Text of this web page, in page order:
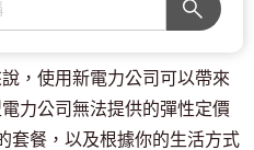
，使用新電力公司可以帶來
力公司無法提供的彈性定價
套餐，以及根據你的生活方式